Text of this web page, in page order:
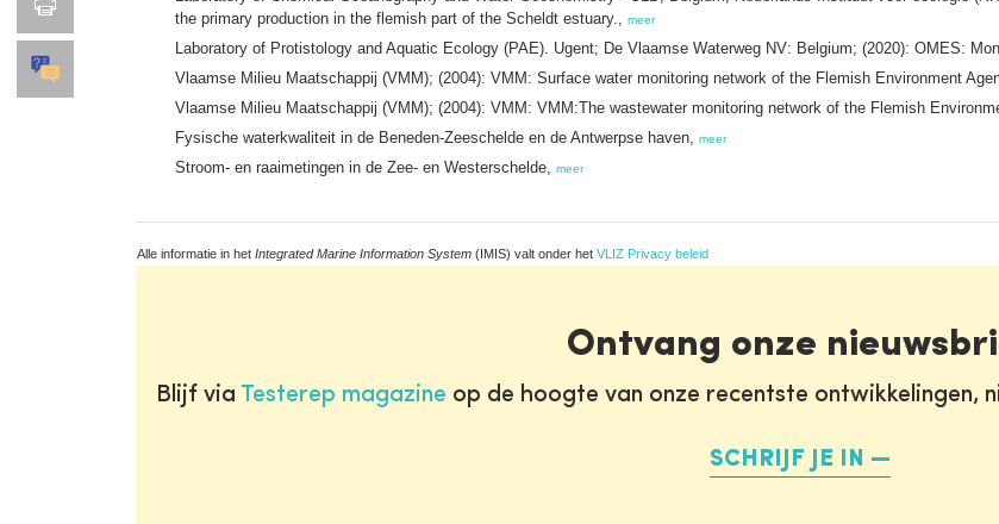
the primary production in the flemish part of the Scheldt estuary.,
meer
Laboratory of Protistology and Aquatic Ecology (PAE). Ugent; De Vlaamse Waterweg NV: Belgium; (2020): OMES:
Vlaamse Milieu Maatschappij (VMM); (2004): VMM: Surface water monitoring network of the Flemish Environment
Vlaamse Milieu Maatschappij (VMM); (2004): VMM: VMM:The wastewater monitoring network of the Flemish
Fysische waterkwaliteit in de Beneden-Zeeschelde en de Antwerpse haven, meer
Stroom- en raaimetingen in de Zee- en Westerschelde, meer
Alle informatie in het Integrated Marine Information System (IMIS) valt onder het VLIZ Privacy beleid
Ontvang onze
Blijf via Testerep magazine op de hoogte van onze recentste ontwikkelingen,
SCHRIJF JE IN